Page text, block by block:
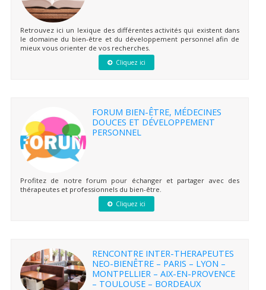
Retrouvez ici un lexique des différentes activités qui existent dans
le domaine du bien-être et du développement personnel afin de
mieux vous orienter de vos recherches.
Cliquez ici
FORUM BIEN-ÊTRE, MÉDECINES
DOUCES ET DÉVELOPPEMENT
PERSONNEL
Profitez de notre forum pour échanger et partager avec des
thérapeutes et professionnels du bien-être.
Cliquez ici
RENCONTRE INTER-THERAPEUTES
NEO-BIENÊTRE – PARIS – LYON –
MONTPELLIER – AIX-EN-PROVENCE
– TOULOUSE – BORDEAUX